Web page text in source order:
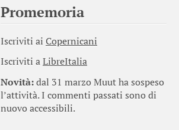
Promemoria
Iscriviti ai Copernicani
Iscriviti aLibreItalia
Novità:dal 31 marzo Muut ha sospeso
l’attività. I commenti passati sono di
nuovo accessibili.